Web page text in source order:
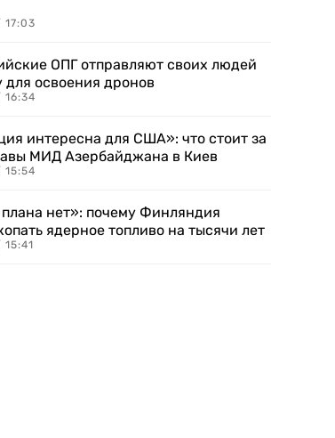
ОПГ отправляют своих людей
для освоения дронов
интересна для США»: что стоит за
МИД Азербайджана в Киев
нет»: почему Финляндия
ядерное топливо на тысячи лет